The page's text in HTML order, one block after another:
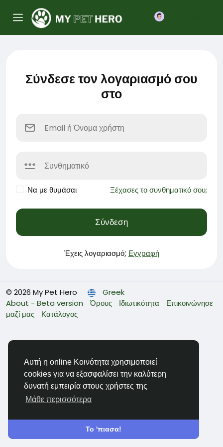
Αυτή η online Κοινότητα χρησιμοποιεί
cookies για να εξασφαλίσει την καλύτερη
δυνατή εμπειρία στους χρήστες της
Μάθε περισσότερα
Το 'πιασα!
Σύνδεσε τον λογαριασμό σου
στο
Να με θυμάσαι Ξέχασες το συνθηματικό σου;
Σύνδεση
Έχεις λογαριασμό; Εγγραφή
© 2026 My Pet Hero
Greek
About - Beta version
Όρους Ιδιωτικότητα
Επικοινώνησε
μαζί μας
Κατάλογος